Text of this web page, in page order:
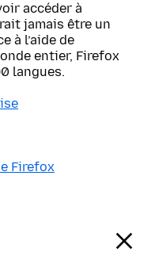
accéder à
jamais être un
à l’aide de
entier, Firefox
langues.
Firefox